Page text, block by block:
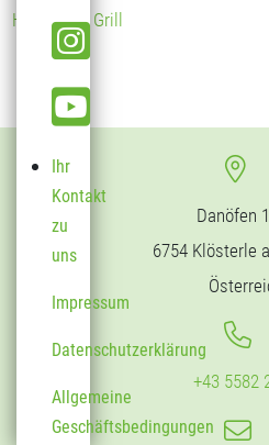
Ihr
Kontakt
zu
uns
Impressum
Datenschutzerklärung
Allgemeine
Geschäftsbedingungen
Hendl vom Grill
Danöfen
6754 Klösterle
+43 5582